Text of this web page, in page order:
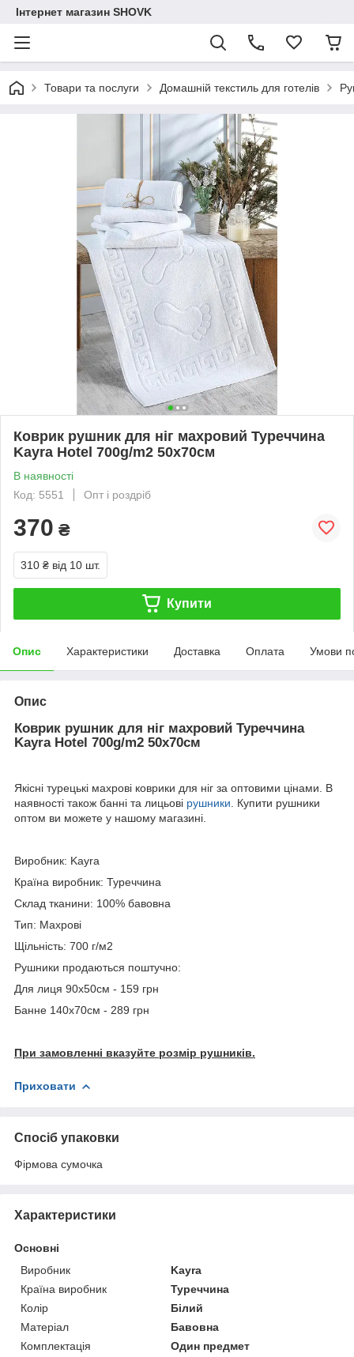
Інтернет магазин SHOVK
Товари та послуги Домашній текстиль для готелів
Коврик рушник для ніг махровий Туреччина
Kayra Hotel 700g/m2 50х70см
В наявності
Код: 5551
Опт і роздріб
370 ₴
310 ₴ від 10 шт.
Купити
Опис Характеристики Доставка Оплата Умови
Опис
Коврик рушник для ніг махровий Туреччина
Kayra Hotel 700g/m2 50х70см
Якісні турецькі махрові коврики для ніг за оптовими цінами. В
наявності також банні та лицьові рушники . Купити рушники
оптом ви можете у нашому магазині.
Виробник: Kayra
Країна виробник: Туреччина
Склад тканини: 100% бавовна
Тип: Махрові
Щільність: 700 г/м2
Рушники продаються поштучно:
Для лиця 90х50см - 159 грн
Банне 140х70см - 289 грн
При замовленні вказуйте розмір рушників.
Приховати
Спосіб упаковки
Фірмова сумочка
Характеристики
Основні
Виробник
Kayra
Країна виробник
Туреччина
Колір
Білий
Матеріал
Бавовна
Комплектація
Один предмет